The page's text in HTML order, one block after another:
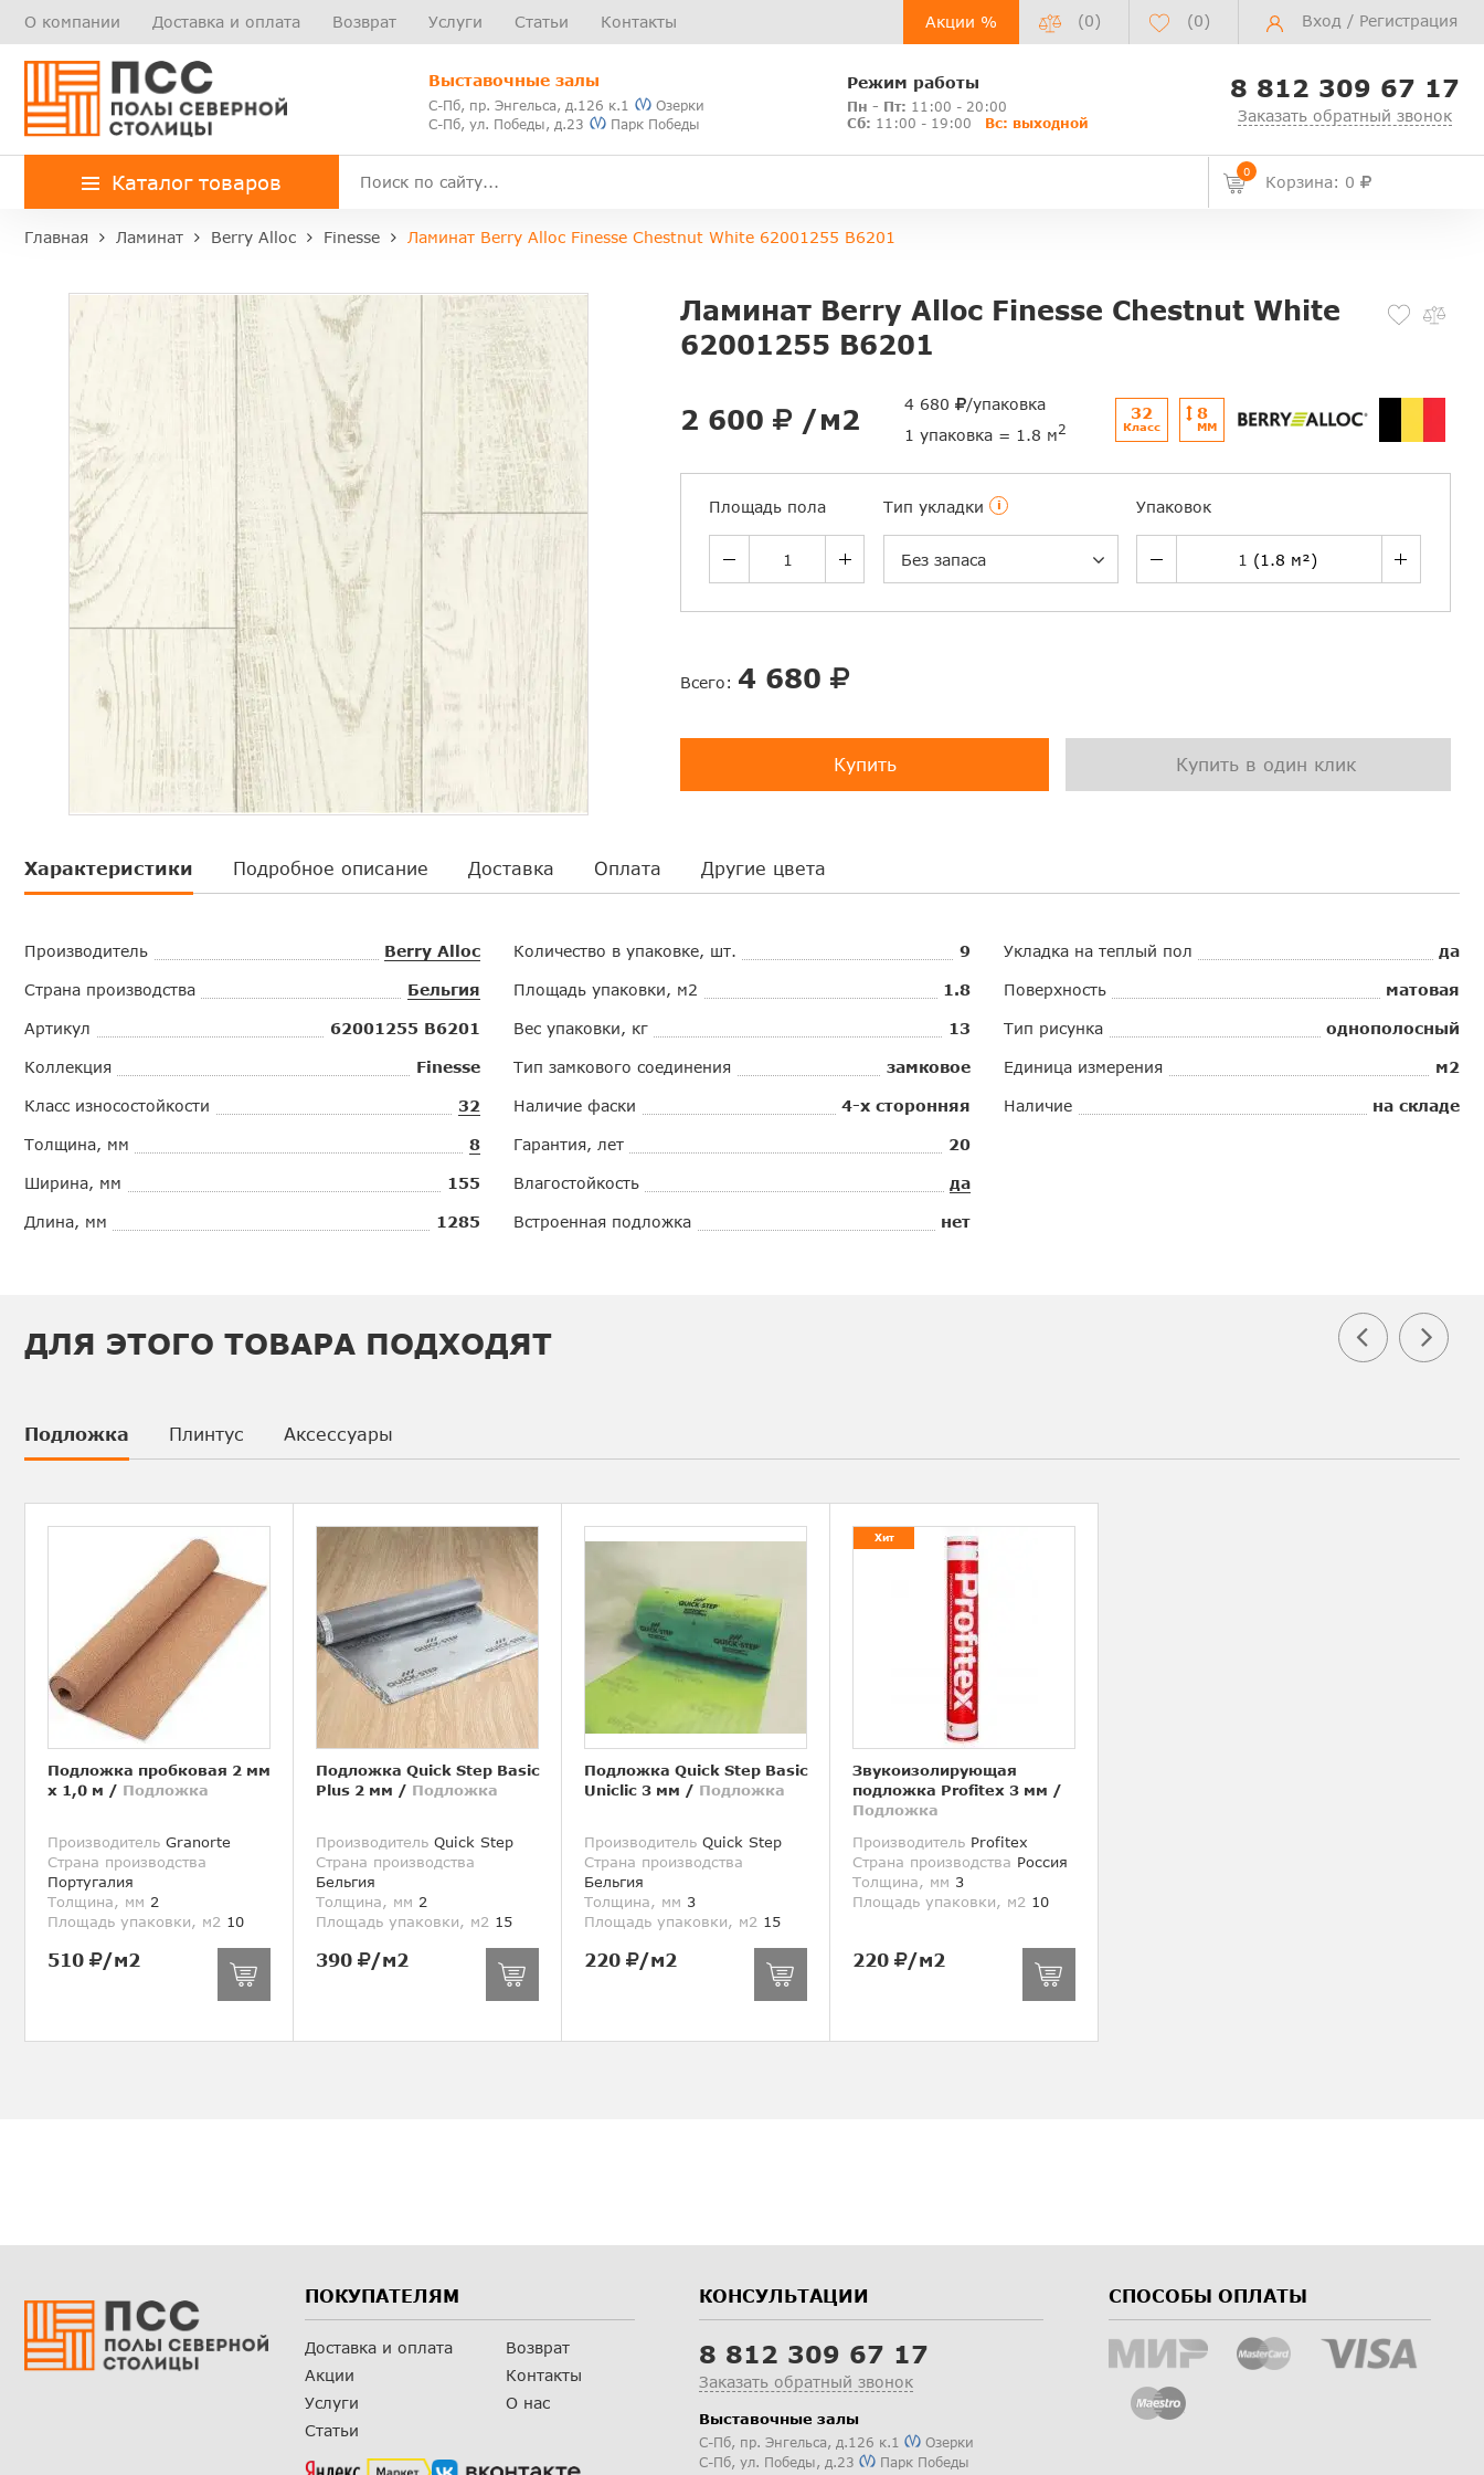
О компании Доставка и оплата Возврат Услуги Статьи Контакты Акции % (0) (0) Вход / Регистрация
Выставочные залы
С-Пб, пр. Энгельса, д.126 к.1
Озерки
С-Пб, ул. Победы, д.23
Парк Победы
Режим работы
Пн - Пт: 11:00 - 20:00
Сб: 11:00 - 19:00 Вс: выходной
8 812 309 67 17
Заказать обратный звонок
Каталог товаров 0
Корзина: 0
Главная Ламинат Berry Alloc Finesse Ламинат Berry Alloc Finesse Chestnut White 62001255 B6201
Ламинат Berry Alloc Finesse Chestnut White
62001255 B6201
2 600 /м2 4 680
/упаковка
1 упаковка = 1.8 м2
32
Класс
8
ММ
Площадь пола Тип укладки i
Без запаса
Упаковок
Всего: 4 680
Купить Купить в один клик
Характеристики Подробное описание Доставка Оплата Другие цвета
Производитель Berry Alloc
Страна производства Бельгия
Артикул 62001255 B6201
Коллекция Finesse
Класс износостойкости 32
Толщина, мм 8
Ширина, мм 155
Длина, мм 1285
Количество в упаковке, шт. 9
Площадь упаковки, м2 1.8
Вес упаковки, кг 13
Тип замкового соединения замковое
Наличие фаски 4-х сторонняя
Гарантия, лет 20
Влагостойкость да
Встроенная подложка нет
Укладка на теплый пол да
Поверхность матовая
Тип рисунка однополосный
Единица измерения м2
Наличие на складе
ДЛЯ ЭТОГО ТОВАРА ПОДХОДЯТ
Подложка Плинтус Аксессуары
Подложка пробковая 2 мм
х 1,0 м / Подложка
Производитель Granorte
Страна производства
Португалия
Толщина, мм 2
Площадь упаковки, м2 10
510 /м2
Подложка Quick Step Basic
Plus 2 мм / Подложка
Производитель Quick Step
Страна производства
Бельгия
Толщина, мм 2
Площадь упаковки, м2 15
390 /м2
Подложка Quick Step Basic
Uniclic 3 мм / Подложка
Производитель Quick Step
Страна производства
Бельгия
Толщина, мм 3
Площадь упаковки, м2 15
220 /м2
Хит
Звукоизолирующая
подложка Profitex 3 мм /
Подложка
Производитель Profitex
Страна производства Россия
Толщина, мм 3
Площадь упаковки, м2 10
220 /м2
ПОКУПАТЕЛЯМ
Доставка и оплата
Акции
Услуги
Статьи
Возврат
Контакты
О нас
КОНСУЛЬТАЦИИ
8 812 309 67 17
Заказать обратный звонок
Выставочные залы
С-Пб, пр. Энгельса, д.126 к.1
Озерки
С-Пб, ул. Победы, д.23 Парк Победы
СПОСОБЫ ОПЛАТЫ